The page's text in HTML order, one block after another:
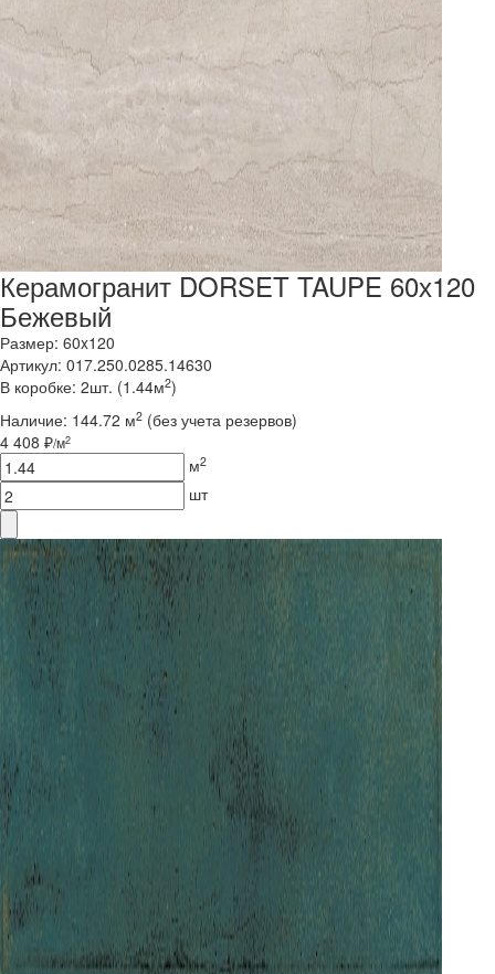
Керамогранит DORSET TAUPE 60х120
Бежевый
Размер: 60x120
Артикул: 017.250.0285.14630
В коробке: 2шт. (1.44м2)
Наличие: 144.72 м2 (без учета резервов)
4 408 ₽/м2
м2
шт